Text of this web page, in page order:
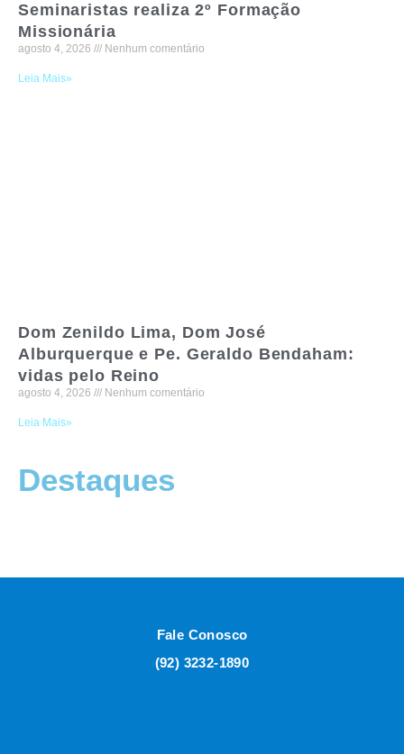
Seminaristas realiza 2º Formação
Missionária
agosto 4, 2026 Nenhum comentário
Leia Mais»
Dom Zenildo Lima, Dom José
Alburquerque e Pe. Geraldo Bendaham:
vidas pelo Reino
agosto 4, 2026 Nenhum comentário
Leia Mais»
Destaques
Fale Conosco
(92) 3232-1890